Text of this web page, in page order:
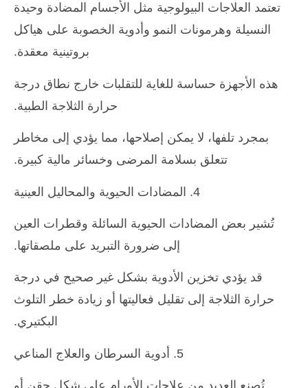
تعتمد العلاجات البيولوجية مثل الأجسام المضادة وحيدة
النسيلة وهرمونات النمو وأدوية الخصوبة على هياكل
بروتينية معقدة.
هذه الأجهزة حساسة للغاية للتقلبات خارج نطاق درجة
حرارة الثلاجة الطبية.
بمجرد تلفها، لا يمكن إصلاحها، مما يؤدي إلى مخاطر
تتعلق بسلامة المرضى وخسائر مالية كبيرة.
4. المضادات الحيوية والمحاليل العينية
تُشير بعض المضادات الحيوية السائلة وقطرات العين
إلى ضرورة التبريد على ملصقاتها.
قد يؤدي تخزين الأدوية بشكل غير صحيح في درجة
حرارة الثلاجة إلى تقليل فعاليتها أو زيادة خطر التلوث
البكتيري.
5. أدوية السرطان والعلاج المناعي